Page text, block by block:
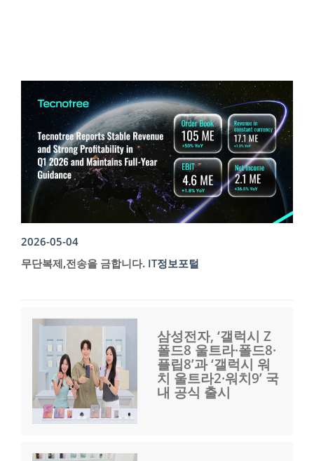
2026-05-04
무단복제,전송을 금합니다. IT정보포털
삼성전자, ‘갤럭시 Z
폴드8 울트라·폴드8·
플립8’과 ‘갤럭시 워
치 울트라2·워치9’ 국
내 공식 출시